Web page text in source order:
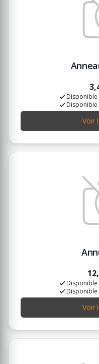
Disponible
Disponible
Voir
Disponible
Disponible
Voir